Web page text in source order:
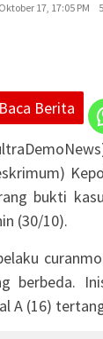
17, 17:05 PM
Berita
bukti
(30/10).
berbeda.
A (16)